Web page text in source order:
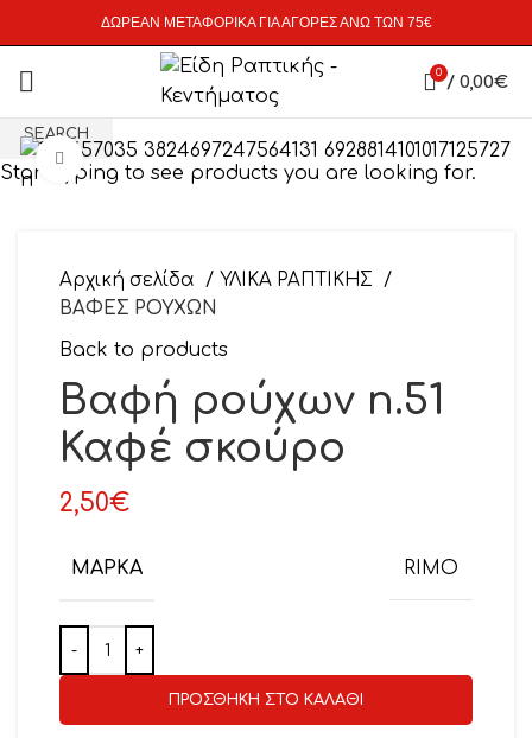
ΔΩΡΕΑΝ ΜΕΤΑΦΟΡΙΚΑ ΓΙΑ ΑΓΟΡΕΣ ΑΝΩ ΤΩΝ 75€
0 / 0,00€
Click to enlarge
Αρχική σελίδα
ΥΛΙΚΑ ΡΑΠΤΙΚΗΣ
ΒΑΦΕΣ ΡΟΥΧΩΝ
Back to products
Βαφή ρούχων n.51
Καφέ σκούρο
2,50€
ΜΆΡΚΑ RIMO
ΠΡΟΣΘΉΚΗ ΣΤΟ ΚΑΛΆΘΙ
SEARCH
Start typing to see products you are looking for.